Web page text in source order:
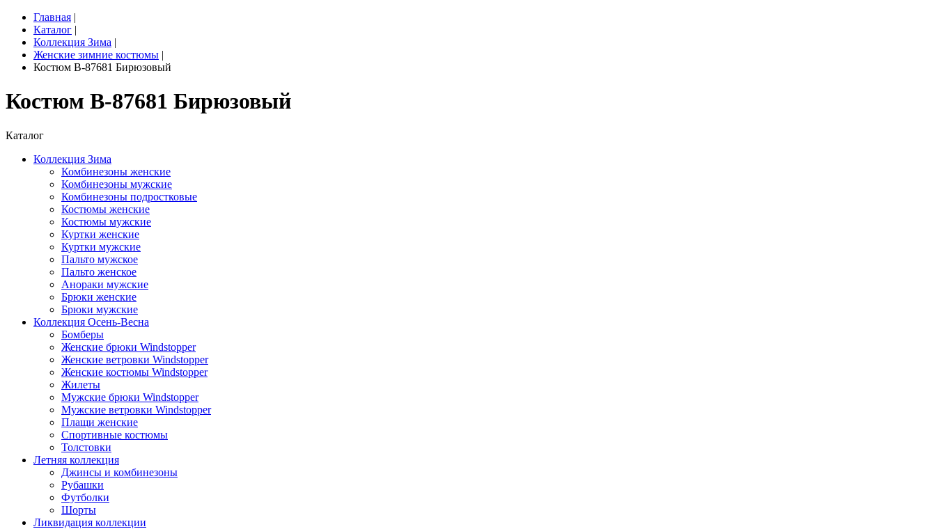
Главная |
Каталог |
Коллекция Зима |
Женские зимние костюмы |
Костюм B-87681 Бирюзовый
Костюм B-87681 Бирюзовый
Каталог
Коллекция Зима
Комбинезоны женские
Комбинезоны мужские
Комбинезоны подростковые
Костюмы женские
Костюмы мужские
Куртки женские
Куртки мужские
Пальто мужское
Пальто женское
Анораки мужские
Брюки женские
Брюки мужские
Коллекция Осень-Весна
Бомберы
Женские брюки Windstopper
Женские ветровки Windstopper
Женские костюмы Windstopper
Жилеты
Мужские брюки Windstopper
Мужские ветровки Windstopper
Плащи женские
Спортивные костюмы
Толстовки
Летняя коллекция
Джинсы и комбинезоны
Рубашки
Футболки
Шорты
Ликвидация коллекции